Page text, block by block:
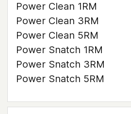
Power Clean 1RM
Power Clean 3RM
Power Clean 5RM
Power Snatch 1RM
Power Snatch 3RM
Power Snatch 5RM